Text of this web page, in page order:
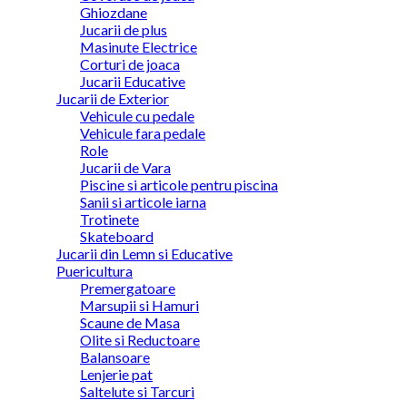
Ghiozdane
Jucarii de plus
Masinute Electrice
Corturi de joaca
Jucarii Educative
Jucarii de Exterior
Vehicule cu pedale
Vehicule fara pedale
Role
Jucarii de Vara
Piscine si articole pentru piscina
Sanii si articole iarna
Trotinete
Skateboard
Jucarii din Lemn si Educative
Puericultura
Premergatoare
Marsupii si Hamuri
Scaune de Masa
Olite si Reductoare
Balansoare
Lenjerie pat
Saltelute si Tarcuri